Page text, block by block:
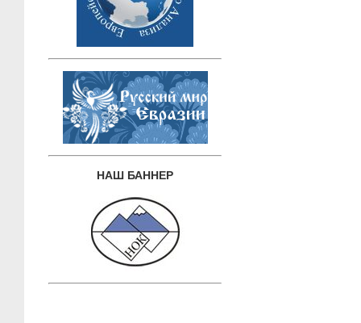
НАШ БАННЕР